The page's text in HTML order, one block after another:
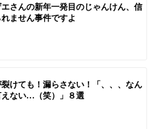
さんの新年一発目のじゃんけん、信
れません事件ですよ
裂けても！漏らさない！「、、、なん
えない…（笑）」８選